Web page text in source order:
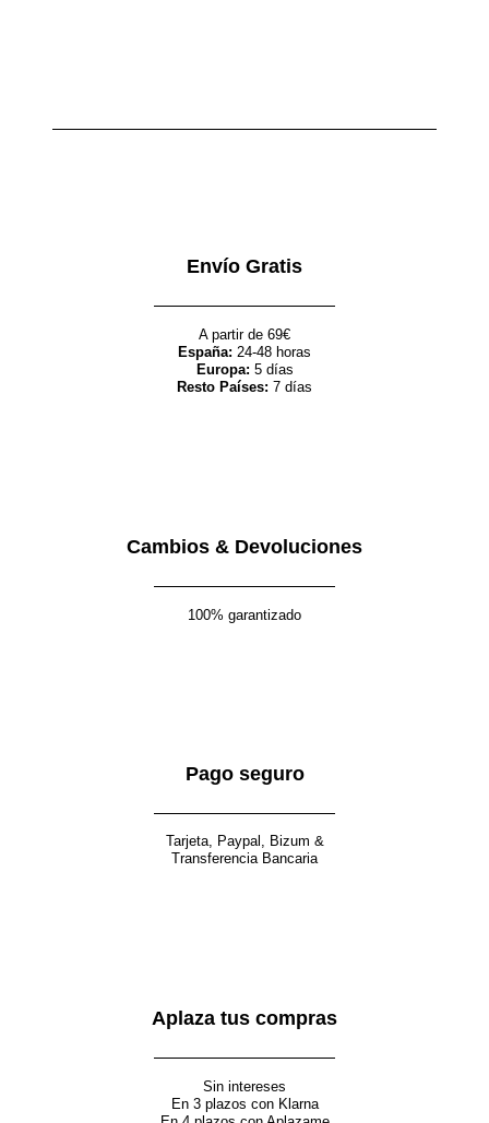
Envío Gratis
A partir de 69€
España: 24-48 horas
Europa: 5 días
Resto Países: 7 días
Cambios & Devoluciones
100% garantizado
Pago seguro
Tarjeta, Paypal, Bizum &
Transferencia Bancaria
Aplaza tus compras
Sin intereses
En 3 plazos con Klarna